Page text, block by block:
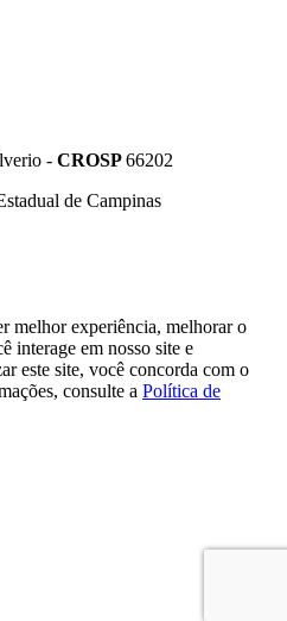
- CROSP66202
de Campinas
melhor experiência, melhorar o
interage em nosso site e
este site, você concorda com o
consulte a Política de